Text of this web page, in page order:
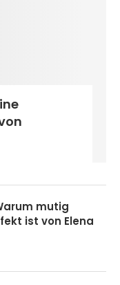
mutig
ist von Elena